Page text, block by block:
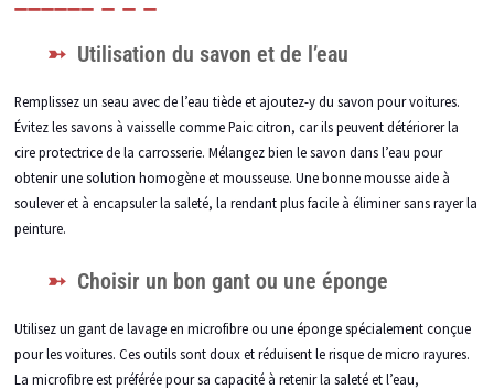
Utilisation du savon et de l’eau
Remplissez un seau avec de l’eau tiède et ajoutez-y du savon pour voitures.
Évitez les savons à vaisselle comme Paic citron, car ils peuvent détériorer la
cire protectrice de la carrosserie. Mélangez bien le savon dans l’eau pour
obtenir une solution homogène et mousseuse. Une bonne mousse aide à
soulever et à encapsuler la saleté, la rendant plus facile à éliminer sans rayer la
peinture.
Choisir un bon gant ou une éponge
Utilisez un gant de lavage en microfibre ou une éponge spécialement conçue
pour les voitures. Ces outils sont doux et réduisent le risque de micro rayures.
La microfibre est préférée pour sa capacité à retenir la saleté et l’eau,